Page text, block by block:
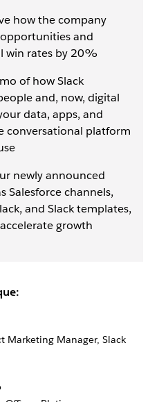
how the company
and
win rates by 20%
of how Slack
and, now, digital
data, apps, and
conversational platform
newly announced
Salesforce channels,
and Slack templates,
growth
Marketing Manager, Slack